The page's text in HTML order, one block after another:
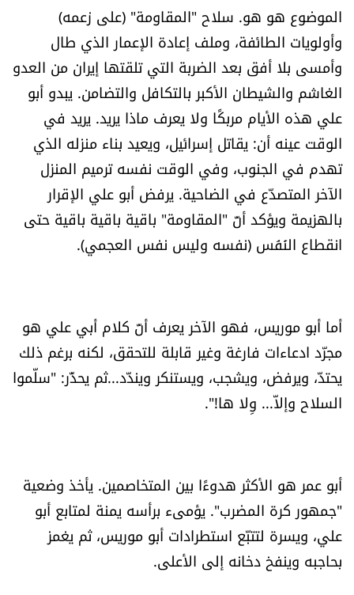
كاميرا
سجالات
صحّة وصحن
الرياضة
منوّعات
فيديو
من نحن
شروط الاستخدام
شروط الإشتراك
الموضوع هو هو. سلاح "المقاومة" (على زعمه)
وأولويات الطائفة، وملف إعادة الإعمار الذي طال
وأمسى بلا أفق بعد الضربة التي تلقتها إيران من العدو
الغاشم والشيطان الأكبر بالتكافل والتضامن. يبدو أبو
علي هذه الأيام مربكًا ولا يعرف ماذا يريد. يريد في
الوقت عينه أن: يقاتل إسرائيل، ويعيد بناء منزله الذي
تهدم في الجنوب، وفي الوقت نفسه ترميم المنزل
الآخر المتصدّع في الضاحية. يرفض أبو علي الإقرار
بالهزيمة ويؤكد أنّ "المقاومة" باقية باقية باقية حتى
انقطاع النَفَس (نفسه وليس نفس العجمي).
أما أبو موريس، فهو الآخر يعرف أنّ كلام أبي علي هو
مجرّد ادعاءات فارغة وغير قابلة للتحقق، لكنه برغم ذلك
يحتدّ، ويرفض، ويشجب، ويستنكر ويندّد...ثم يحذّر: "سلّموا
السلاح وإلاّ... وِلا ها!".
أبو عمر هو الأكثر هدوءًا بين المتخاصمين. يأخذ وضعية
"جمهور كرة المضرب". يؤمىء برأسه يمنة لمتابع أبو
علي، ويسرة لتتبّع استطرادات أبو موريس، ثم يغمز
بحاجبه وينفخ دخانه إلى الأعلى.